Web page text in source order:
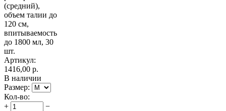
Артикул:
1416,00 р.
В наличии
Размер:
Кол-во:
+
−